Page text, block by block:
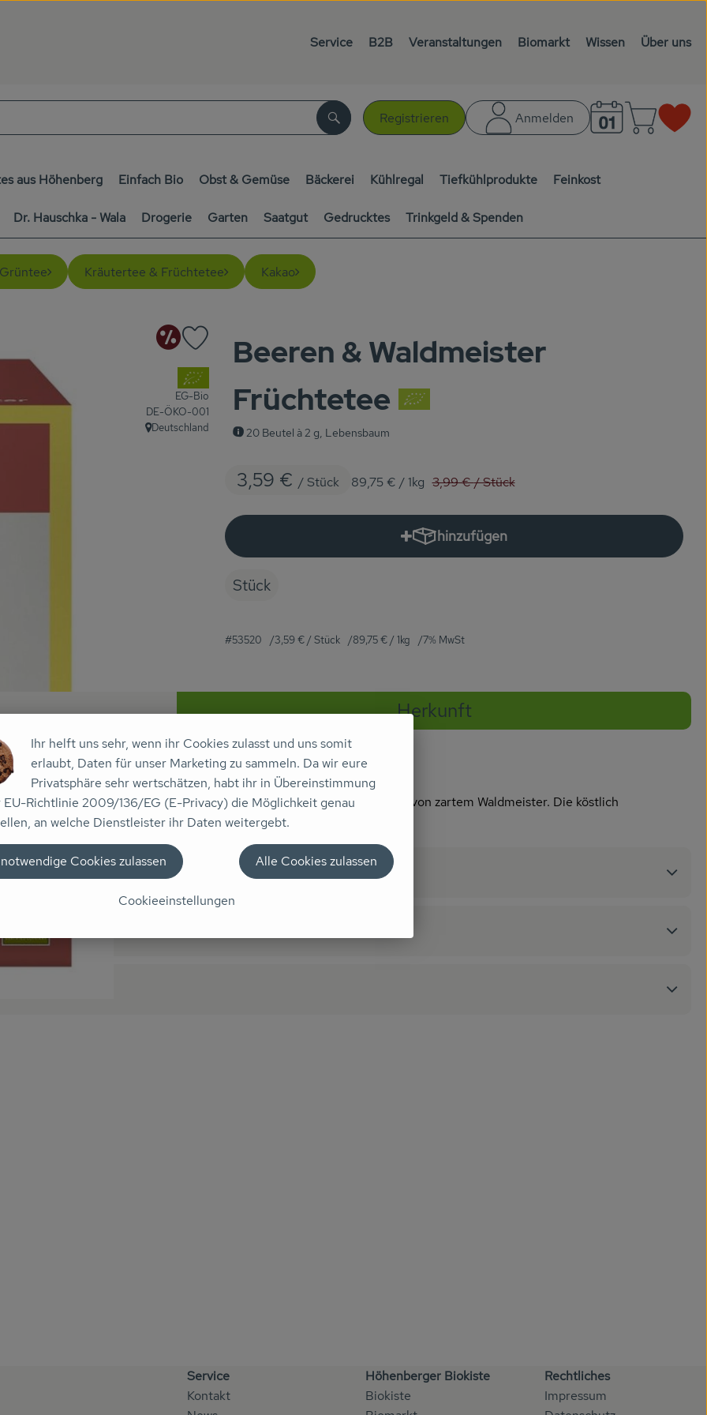
Service B2B Veranstaltungen Biomarkt Wissen Über uns
Registrieren Anmelden
Suchen
aus Höhenberg Einfach Bio Obst & Gemüse Bäckerei Kühlregal Tiefkühlprodukte Feinkost
Dr. Hauschka - Wala Drogerie Garten Saatgut Gedrucktes Trinkgeld & Spenden
Kräutertee & Früchtetee Kakao
Beeren & Waldmeister
Früchtetee
20 Beutel à 2 g, Lebensbaum
3,59 € / Stück 89,75 € / 1kg Alter Preis:
3,99 €/ Stück
Produkt zu Favouriten hinzufügen
Angebot
, Verband:
EG-Bio
, Kontrollstelle:
DE-ÖKO-001
, Herkunft:
Deutschland
hinzufügen
Produkt zum Warenkorb hinzufügen
Stück
#53520 3,59 € / Stück 89,75 € / 1kg 7% MwSt
Rezepte
Herkunft
keine passenden Rezepte gefunden.
und Himbeeren in Kombination mit der charismatischen Note von zartem Waldmeister. Die köstlich
Service
Kontakt
Höhenberger Biokiste
Biokiste
Rechtliches
Impressum
Ihr helft uns sehr, wenn ihr Cookies zulasst und uns somit
erlaubt, Daten für unser Marketing zu sammeln. Da wir eure
Privatsphäre sehr wertschätzen, habt ihr in Übereinstimmung
EU-Richtlinie 2009/136/EG (E-Privacy) die Möglichkeit genau
an welche Dienstleister ihr Daten weitergebt.
Cookieeinstellungen
Cookies zulassen Alle Cookies zulassen